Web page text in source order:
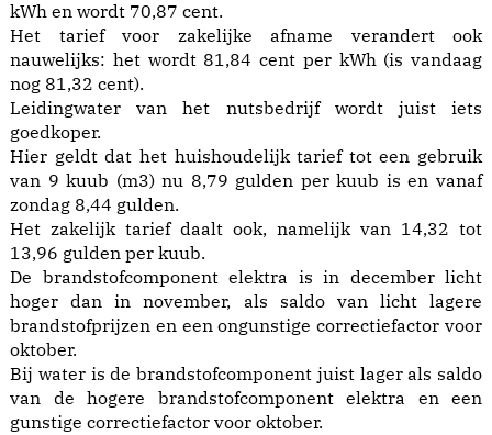
kWh en wordt 70,87 cent.
Het tarief voor zakelijke afname verandert ook
nauwelijks: het wordt 81,84 cent per kWh (is vandaag
nog 81,32 cent).
Leidingwater van het nutsbedrijf wordt juist iets
goedkoper.
Hier geldt dat het huishoudelijk tarief tot een gebruik
van 9 kuub (m3) nu 8,79 gulden per kuub is en vanaf
zondag 8,44 gulden.
Het zakelijk tarief daalt ook, namelijk van 14,32 tot
13,96 gulden per kuub.
De brandstofcomponent elektra is in december licht
hoger dan in november, als saldo van licht lagere
brandstofprijzen en een ongunstige correctiefactor voor
oktober.
Bij water is de brandstofcomponent juist lager als saldo
van de hogere brandstofcomponent elektra en een
gunstige correctiefactor voor oktober.